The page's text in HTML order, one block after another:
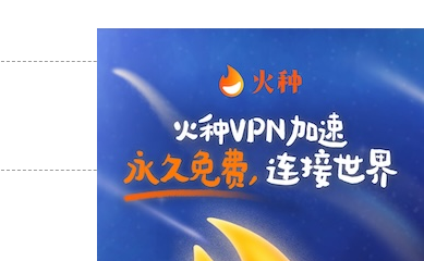
支持 [0] 反对 [0]
支持